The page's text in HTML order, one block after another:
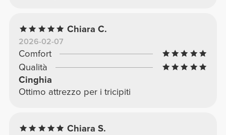
Chiara C.
2026-02-07
Comfort
Qualità
Cinghia
Ottimo attrezzo per i tricipiti
Chiara S.